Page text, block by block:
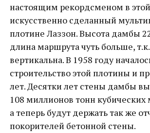
настоящим рекордсменом в этой
искусственно сделанный
плотине Лаззон. Высота дамбы
длина маршрута чуть больше,
вертикальна. В 1958 году
строительство этой плотины и
лет. Десятки лет стены дамбы
108 миллионов тонн
а теперь будут держать так же
покорителей бетонной стены.